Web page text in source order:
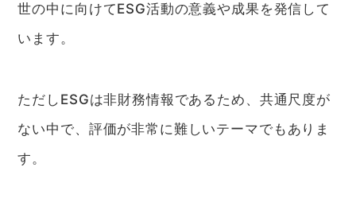
世の中に向けてESG活動の意義や成果を発信して
います。
ただしESGは非財務情報であるため、共通尺度が
ない中で、評価が非常に難しいテーマでもありま
す。